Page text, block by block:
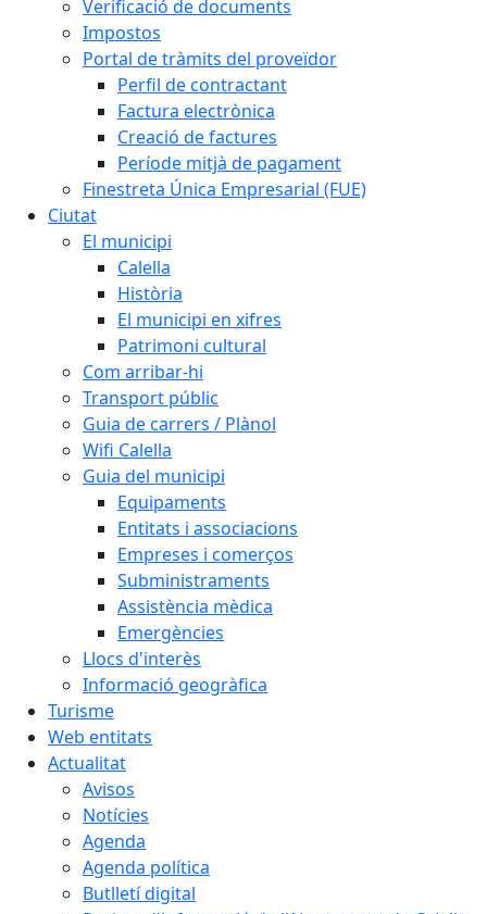
Verificació de documents
Impostos
Portal de tràmits del proveïdor
Perfil de contractant
Factura electrònica
Creació de factures
Període mitjà de pagament
Finestreta Única Empresarial (FUE)
Ciutat
El municipi
Calella
Història
El municipi en xifres
Patrimoni cultural
Com arribar-hi
Transport públic
Guia de carrers / Plànol
Wifi Calella
Guia del municipi
Equipaments
Entitats i associacions
Empreses i comerços
Subministraments
Assistència mèdica
Emergències
Llocs d'interès
Informació geogràfica
Turisme
Web entitats
Actualitat
Avisos
Notícies
Agenda
Agenda política
Butlletí digital